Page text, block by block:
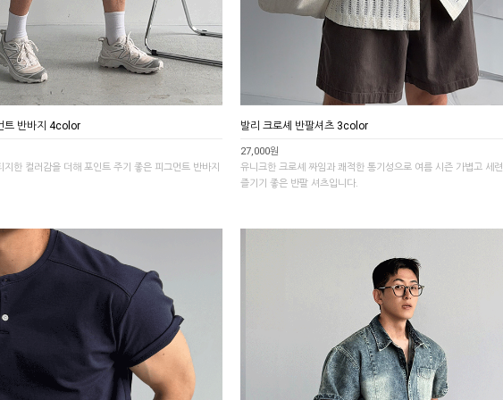
트 반바지 4color
지한 컬러감을 더해 포인트 주기 좋은 피그먼트 반바지
발리 크로셰 반팔셔츠 3color
27,000원
유니크한 크로셰 짜임과 쾌적한 통기성으로 여름 시즌 가볍고 세
즐기기 좋은 반팔 셔츠입니다.